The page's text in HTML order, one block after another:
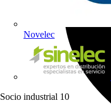
Novelec
Socio industrial 10